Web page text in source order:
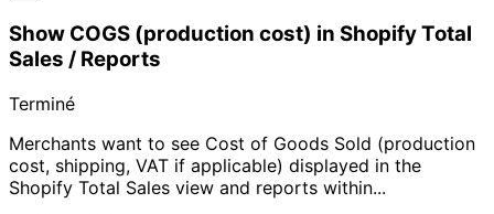
Show COGS (production cost) in Shopify Total
Sales / Reports
Terminé
Merchants want to see Cost of Goods Sold (production
cost, shipping, VAT if applicable) displayed in the
Shopify Total Sales view and reports within...